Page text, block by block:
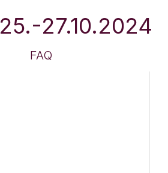
25.-27.10.2024
FAQ